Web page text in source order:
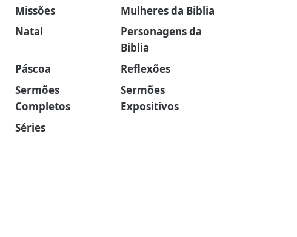
Missões
Mulheres da Biblia
Natal
Personagens da
Biblia
Páscoa
Reflexões
Sermões
Completos
Sermões
Expositivos
Séries